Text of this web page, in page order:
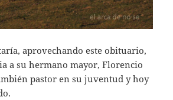
aprovechando este obituario,
a su hermano mayor, Florencio
pastor en su juventud y hoy